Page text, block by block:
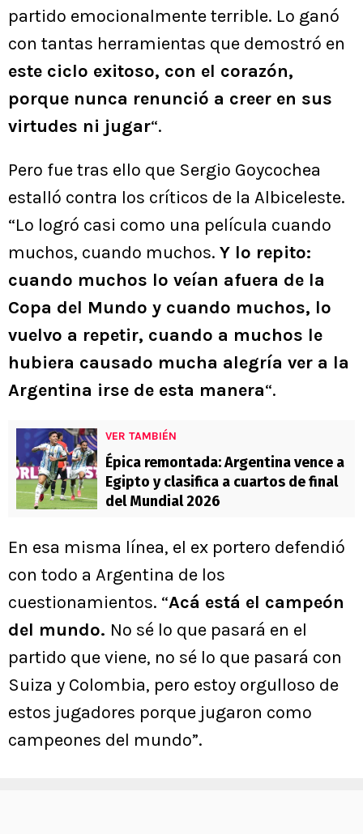
partido emocionalmente terrible. Lo ganó
con tantas herramientas que demostró en
este ciclo exitoso, con el corazón,
porque nunca renunció a creer en sus
virtudes ni jugar“.
Pero fue tras ello que Sergio Goycochea
estalló contra los críticos de la Albiceleste.
“Lo logró casi como una película cuando
muchos, cuando muchos. Y lo repito:
cuando muchos lo veían afuera de la
Copa del Mundo y cuando muchos, lo
vuelvo a repetir, cuando a muchos le
hubiera causado mucha alegría ver a la
Argentina irse de esta manera“.
VER TAMBIÉN
Épica remontada: Argentina vence a
Egipto y clasifica a cuartos de final
del Mundial 2026
En esa misma línea, el ex portero defendió
con todo a Argentina de los
cuestionamientos. “Acá está el campeón
del mundo. No sé lo que pasará en el
partido que viene, no sé lo que pasará con
Suiza y Colombia, pero estoy orgulloso de
estos jugadores porque jugaron como
campeones del mundo”.